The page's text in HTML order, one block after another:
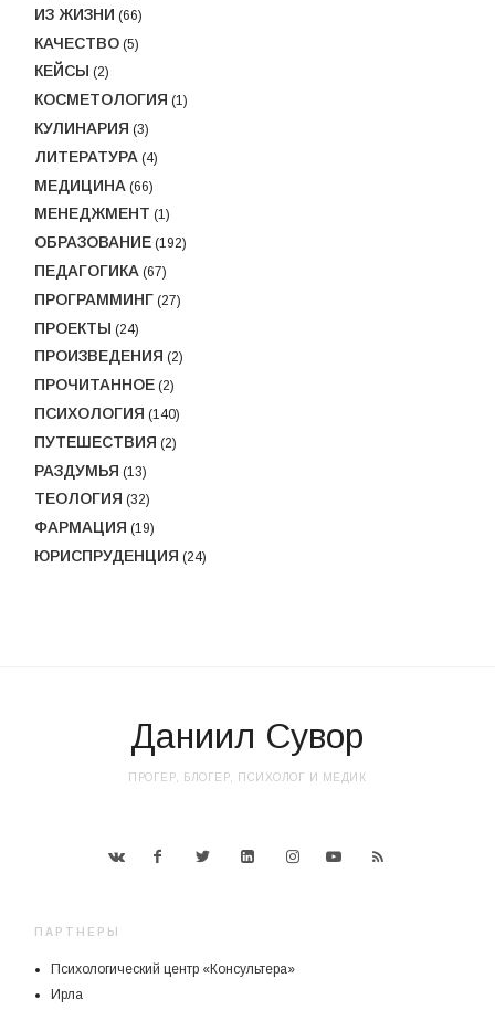
ИЗ ЖИЗНИ (66)
КАЧЕСТВО (5)
КЕЙСЫ (2)
КОСМЕТОЛОГИЯ (1)
КУЛИНАРИЯ (3)
ЛИТЕРАТУРА (4)
МЕДИЦИНА (66)
МЕНЕДЖМЕНТ (1)
ОБРАЗОВАНИЕ (192)
ПЕДАГОГИКА (67)
ПРОГРАММИНГ (27)
ПРОЕКТЫ (24)
ПРОИЗВЕДЕНИЯ (2)
ПРОЧИТАННОЕ (2)
ПСИХОЛОГИЯ (140)
ПУТЕШЕСТВИЯ (2)
РАЗДУМЬЯ (13)
ТЕОЛОГИЯ (32)
ФАРМАЦИЯ (19)
ЮРИСПРУДЕНЦИЯ (24)
Даниил Сувор
ПРОГЕР, БЛОГЕР, ПСИХОЛОГ И МЕДИК
ПАРТНЕРЫ
Психологический центр «Консультера»
Ирла